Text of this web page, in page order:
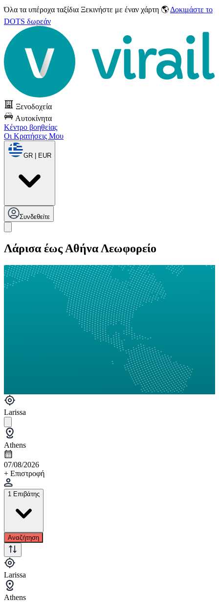
Όλα τα υπέροχα ταξίδια Ξεκινήστε με έναν χάρτη 🌎 Δοκιμάστε το
DOTS δωρεάν
Ξενοδοχεία
Αυτοκίνητα
Κέντρο βοηθείας
Οι Κρατήσεις Μου
GR | EUR
Συνδεθείτε
Λάρισα έως Αθήνα Λεωφορείο
Larissa
Athens
07/08/2026
+ Επιστροφή
1 Επιβάτης
Αναζήτηση
Larissa
Athens